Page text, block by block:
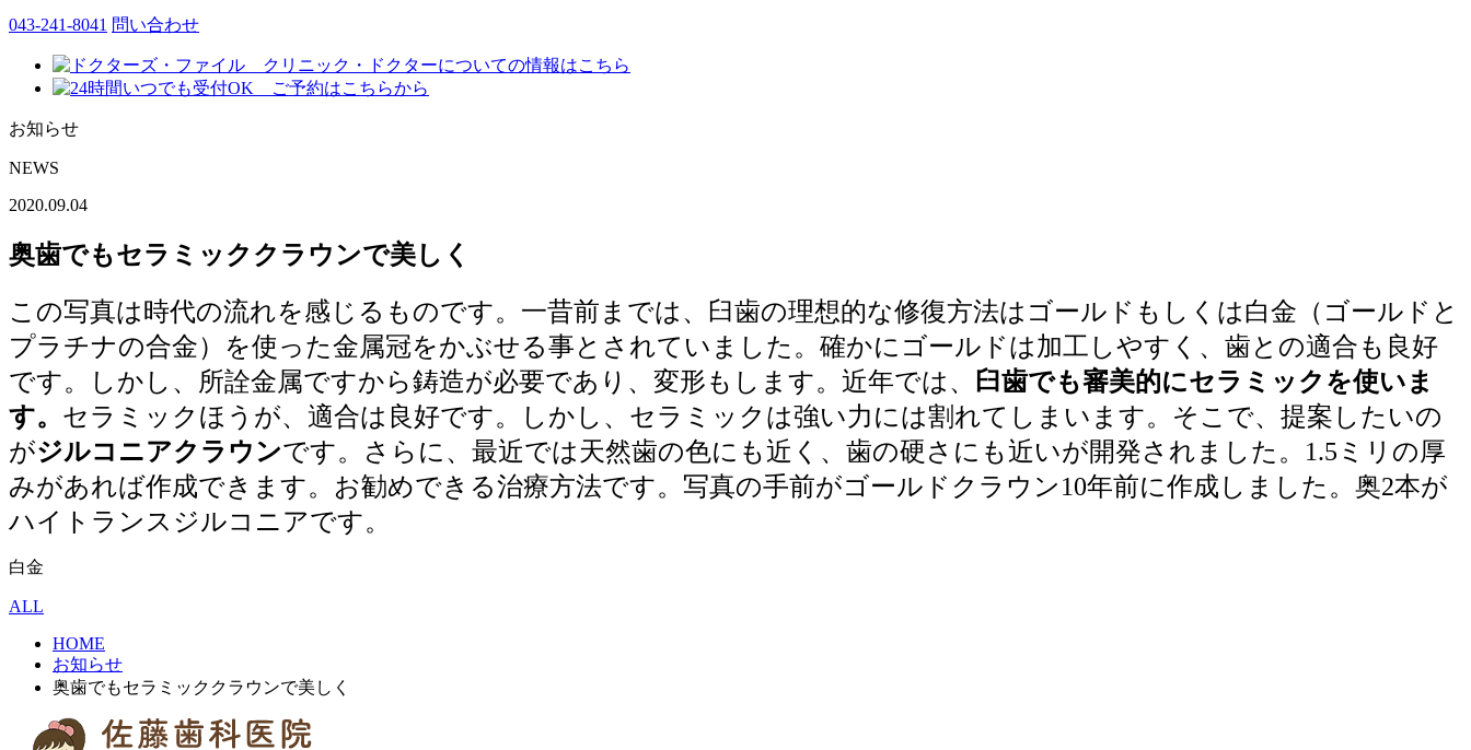
043-241-8041 問い合わせ
お知らせ
NEWS
2020.09.04
奥歯でもセラミッククラウンで美しく
この写真は時代の流れを感じるものです。一昔前までは、臼歯の理想的な修復方法はゴールドもしくは白金（ゴールドと
プラチナの合金）を使った金属冠をかぶせる事とされていました。確かにゴールドは加工しやすく、歯との適合も良好
です。しかし、所詮金属ですから鋳造が必要であり、変形もします。近年では、
臼歯でも審美的にセラミックを使いま
す。 セラミックほうが、適合は良好です。しかし、セラミックは強い力には割れてしまいます。そこで、提案したいの
がジルコニアクラウンです。さらに、最近では天然歯の色にも近く、歯の硬さにも近いが開発されました。1.5ミリの厚
みがあれば作成できます。お勧めできる治療方法です。写真の手前がゴールドクラウン10年前に作成しました。奥2本が
ハイトランスジルコニアです。
白金
ALL
HOME
お知らせ
奥歯でもセラミッククラウンで美しく